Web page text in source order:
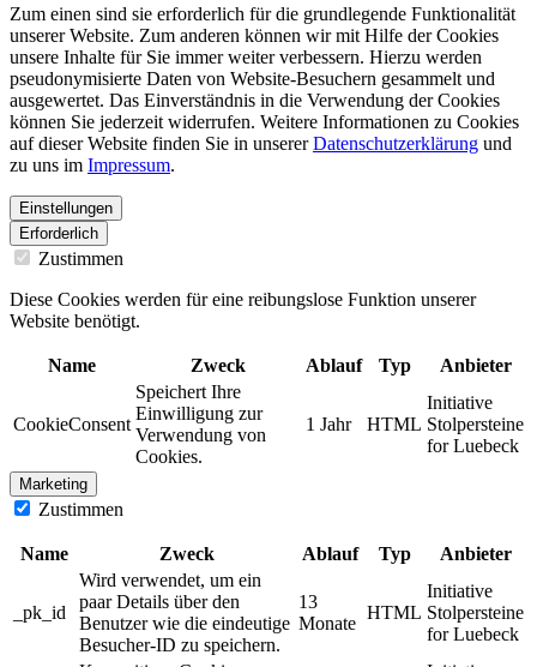
Zum einen sind sie erforderlich für die grundlegende Funktionalität
unserer Website. Zum anderen können wir mit Hilfe der Cookies
unsere Inhalte für Sie immer weiter verbessern. Hierzu werden
pseudonymisierte Daten von Website-Besuchern gesammelt und
ausgewertet. Das Einverständnis in die Verwendung der Cookies
können Sie jederzeit widerrufen. Weitere Informationen zu Cookies
auf dieser Website finden Sie in unsererDatenschutzerklärung und
zu uns im Impressum.
Einstellungen
Erforderlich
Zustimmen
Diese Cookies werden für eine reibungslose Funktion unserer
Website benötigt.
Name Zweck Ablauf Typ Anbieter
CookieConsent
Speichert Ihre
Einwilligung zur
Verwendung von
Cookies.
1 Jahr HTML
Initiative
Stolpersteine
for Luebeck
Marketing
Zustimmen
Name Zweck Ablauf Typ Anbieter
_pk_id
Wird verwendet, um ein
paar Details über den
Benutzer wie die eindeutige
Besucher-ID zu speichern.
13
Monate
HTML
Initiative
Stolpersteine
for Luebeck